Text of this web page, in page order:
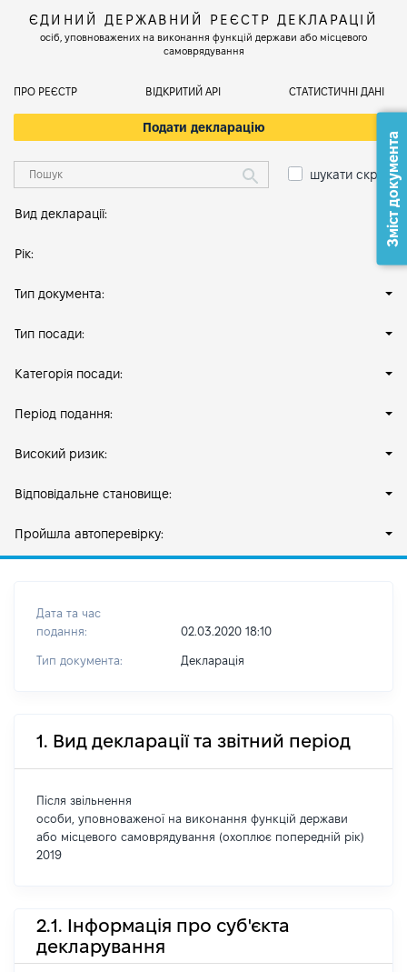
ЄДИНИЙ ДЕРЖАВНИЙ РЕЄСТР ДЕКЛАРАЦІЙ
осіб, уповноважених на виконання функцій держави або місцевого
самоврядування
ПРО РЕЄСТР ВІДКРИТИЙ АРІ СТАТИСТИЧНІ ДАНІ
Подати декларацію
шукати скрізь
Вид декларації:
Рік:
Тип документа:
Тип посади:
Категорія посади:
Період подання:
Високий ризик:
Відповідальне становище:
Пройшла автоперевірку:
Дата та час
подання:
02.03.2020 18:10
Тип документа: Декларація
1. Вид декларації та звітний період
Після звільнення
особи, уповноваженої на виконання функцій держави
або місцевого самоврядування (охоплює попередній рік)
2019
2.1. Інформація про суб'єкта
декларування
Зміст документа